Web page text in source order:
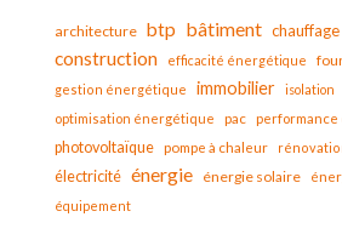
architecture btp bâtiment chauffage
construction efficacité énergétique
gestion énergétique immobilier isolation
optimisation énergétique
pac
photovoltaïque pompe à chaleur
électricité énergie énergie solaire
équipement